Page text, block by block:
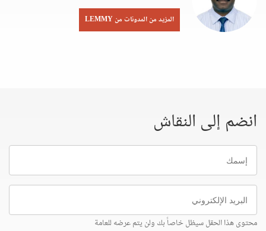
المزيد من المدونات من LEMMY
انضم إلى النقاش
إسمك
البريد
الإلكتروني
محتوى هذا الحقل سيظل خاصاً بك ولن يتم عرضه للعامة